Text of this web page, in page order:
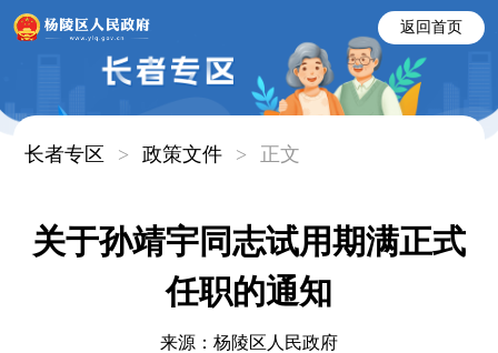
返回首页
长者专区 > 政策文件 > 正文
关于孙靖宇同志试用期满正式
任职的通知
来源：杨陵区人民政府